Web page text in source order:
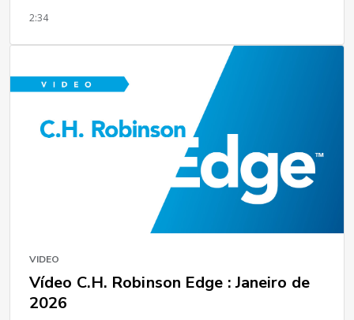
2:34
VIDEO
Vídeo C.H. Robinson Edge : Janeiro de
2026